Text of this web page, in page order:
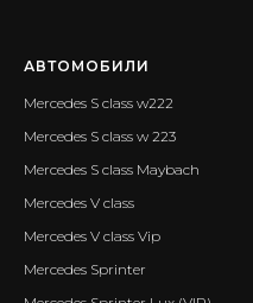
АВТОМОБИЛИ
Mercedes S class w222
Mercedes S class w 223
Mercedes S class Maybach
Mercedes V class
Mercedes V class Vip
Mercedes Sprinter